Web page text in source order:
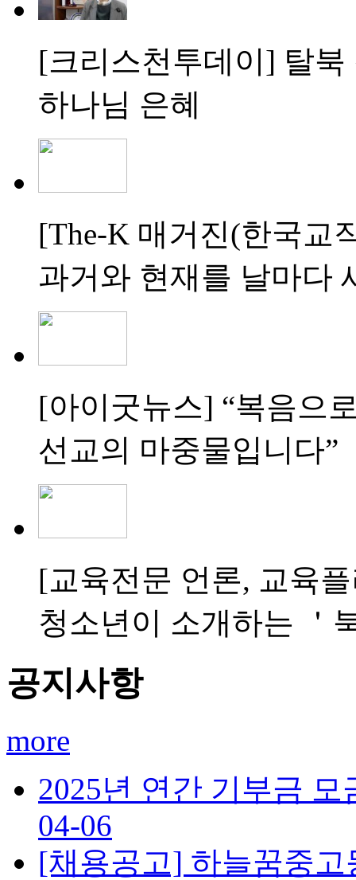
[크리스천투데이] 탈북
하나님 은혜
[The-K 매거진(한국교
과거와 현재를 날마다
[아이굿뉴스] “복음으
선교의 마중물입니다”
[교육전문 언론, 교육
청소년이 소개하는 ＇
공지사항
more
2025년 연간 기부금
04-06
[채용공고] 하늘꿈중